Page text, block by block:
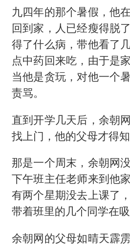
九四年的那个暑假，他
回到家，人已经瘦得脱
得了什么病，带他看了
点中药回来吃，由于是
当他是贪玩，对他一个
责骂。
直到开学几天后，余朝
找上门，他的父母才得知
那是一个周末，余朝网
下午班主任老师来到他
有两个星期没去上课了
带着班里的几个同学在吸
余朝网的父母如晴天霹